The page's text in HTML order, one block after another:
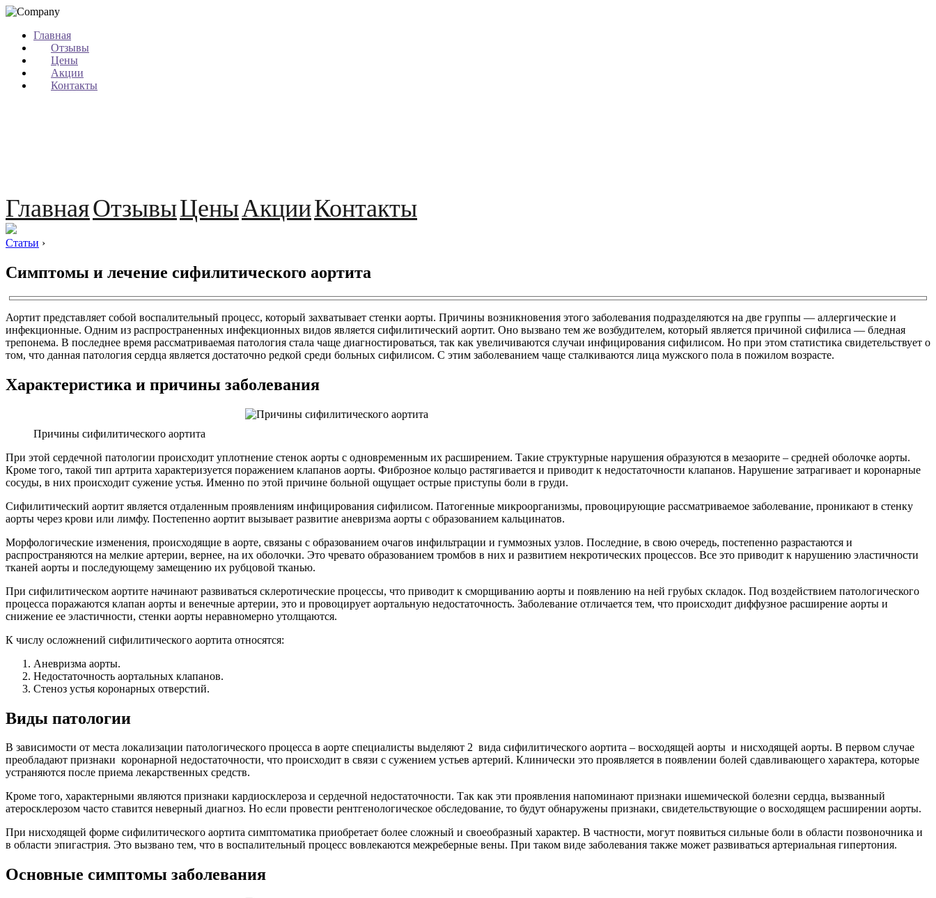
Главная
Отзывы
Цены
Акции
Контакты
ГлавнаяОтзывыЦеныАкцииКонтакты
Статьи ›
Симптомы и лечение сифилитического аортита
Аортит представляет собой воспалительный процесс, который захватывает стенки аорты. Причины возникновения этого заболевания подразделяются на две группы — аллергические и
инфекционные. Одним из распространенных инфекционных видов является сифилитический аортит. Оно вызвано тем же возбудителем, который является причиной сифилиса — бледная
трепонема. В последнее время рассматриваемая патология стала чаще диагностироваться, так как увеличиваются случаи инфицирования сифилисом. Но при этом статистика свидетельствует о
том, что данная патология сердца является достаточно редкой среди больных сифилисом. С этим заболеванием чаще сталкиваются лица мужского пола в пожилом возрасте.
Характеристика и причины заболевания
Причины сифилитического аортита
При этой сердечной патологии происходит уплотнение стенок аорты с одновременным их расширением. Такие структурные нарушения образуются в мезаорите – средней оболочке аорты.
Кроме того, такой тип артрита характеризуется поражением клапанов аорты. Фиброзное кольцо растягивается и приводит к недостаточности клапанов. Нарушение затрагивает и коронарные
сосуды, в них происходит сужение устья. Именно по этой причине больной ощущает острые приступы боли в груди.
Сифилитический аортит является отдаленным проявлениям инфицирования сифилисом. Патогенные микроорганизмы, провоцирующие рассматриваемое заболевание, проникают в стенку
аорты через крови или лимфу. Постепенно аортит вызывает развитие аневризма аорты с образованием кальцинатов.
Морфологические изменения, происходящие в аорте, связаны с образованием очагов инфильтрации и гуммозных узлов. Последние, в свою очередь, постепенно разрастаются и
распространяются на мелкие артерии, вернее, на их оболочки. Это чревато образованием тромбов в них и развитием некротических процессов. Все это приводит к нарушению эластичности
тканей аорты и последующему замещению их рубцовой тканью.
При сифилитическом аортите начинают развиваться склеротические процессы, что приводит к сморщиванию аорты и появлению на ней грубых складок. Под воздействием патологического
процесса поражаются клапан аорты и венечные артерии, это и провоцирует аортальную недостаточность. Заболевание отличается тем, что происходит диффузное расширение аорты и
снижение ее эластичности, стенки аорты неравномерно утолщаются.
К числу осложнений сифилитического аортита относятся:
Аневризма аорты.
Недостаточность аортальных клапанов.
Стеноз устья коронарных отверстий.
Виды патологии
В зависимости от места локализации патологического процесса в аорте специалисты выделяют 2 вида сифилитического аортита – восходящей аорты и нисходящей аорты. В первом случае
преобладают признаки коронарной недостаточности, что происходит в связи с сужением устьев артерий. Клинически это проявляется в появлении болей сдавливающего характера, которые
устраняются после приема лекарственных средств.
Кроме того, характерными являются признаки кардиосклероза и сердечной недостаточности. Так как эти проявления напоминают признаки ишемической болезни сердца, вызванный
атеросклерозом часто ставится неверный диагноз. Но если провести рентгенологическое обследование, то будут обнаружены признаки, свидетельствующие о восходящем расширении аорты.
При нисходящей форме сифилитического аортита симптоматика приобретает более сложный и своеобразный характер. В частности, могут появиться сильные боли в области позвоночника и
в области эпигастрия. Это вызвано тем, что в воспалительный процесс вовлекаются межреберные вены. При таком виде заболевания также может развиваться артериальная гипертония.
Основные симптомы заболевания